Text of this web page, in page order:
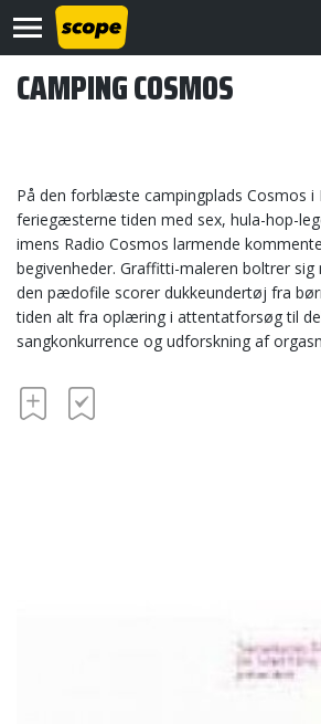
Om
Scope
Kontakt
CAMPING COSMOS
På den forblæste campingplads Cosmos i
feriegæsterne tiden med sex, hula-hop-
imens Radio Cosmos larmende
begivenheder. Graffitti-maleren boltrer sig
den pædofile scorer dukkeundertøj fra
tiden alt fra oplæring i attentatforsøg til
sangkonkurrence og udforskning af